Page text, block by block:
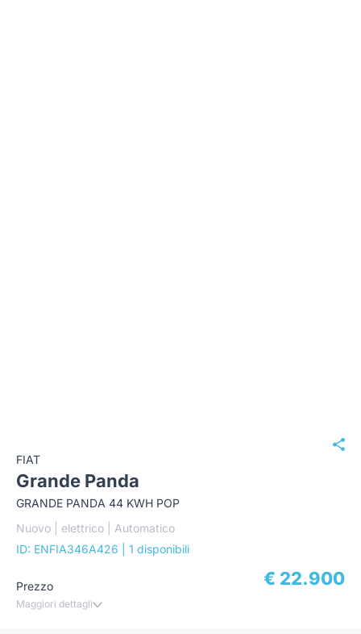
FIAT
Grande Panda
GRANDE PANDA 44 KWH POP
Nuovo | elettrico | Automatico
ID: ENFIA346A426
| 1 disponibili
Prezzo
Maggiori dettagli
€ 22.900